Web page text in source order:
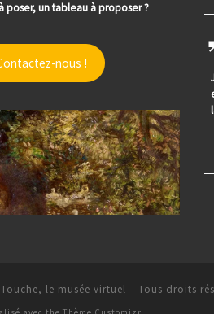
poser, un tableau à proposer ?
nous !
le musée virtuel – Tous droits